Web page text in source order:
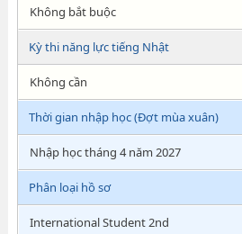
Không bắt buộc
Kỳ thi năng lực tiếng Nhật
Không cần
Thời gian nhập học (Đợt mùa xuân)
Nhập học tháng 4 năm 2027
Phân loại hồ sơ
International Student 2nd